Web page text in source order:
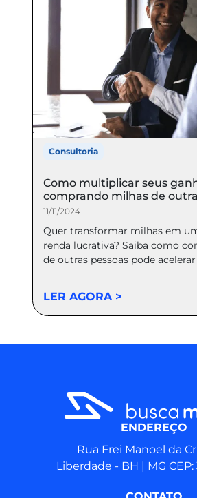
Consultoria
Como multiplicar seus
comprando milhas de
11/11/2024
Quer transformar milhas em
renda lucrativa? Saiba como
de outras pessoas pode
LER AGORA >
ENDEREÇO
Rua Frei Manoel da
Liberdade - BH | MG CEP: